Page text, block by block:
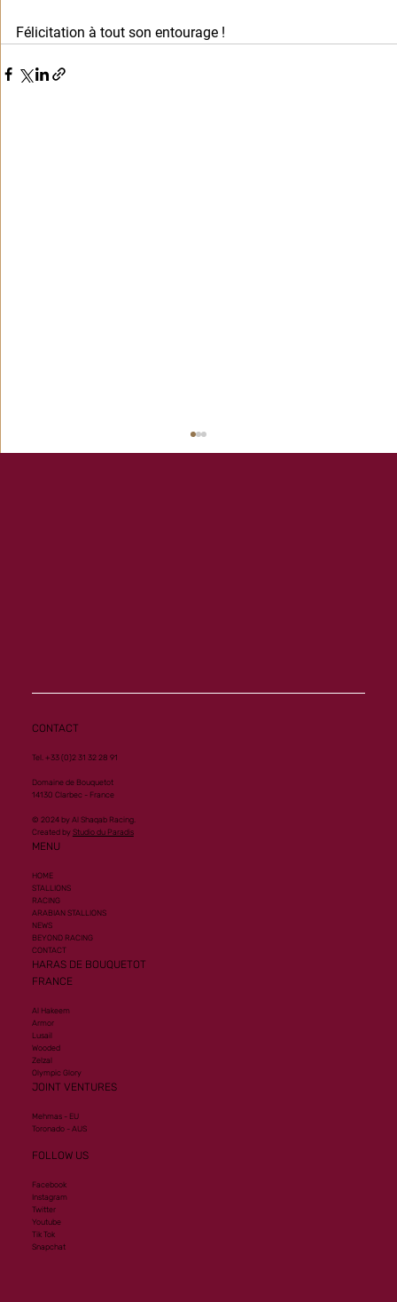
Félicitation à tout son entourage !
CONTACT
Tel. +33 (0)2 31 32 28 91
Domaine de Bouquetot
14130 Clarbec - France
© 2024 by Al Shaqab Racing.
Created by Studio du Paradis
MENU
HOME
STALLIONS
RACING
ARABIAN STALLIONS
NEWS
BEYOND RACING
CONTACT
HARAS DE BOUQUETOT
FRANCE
Al Hakeem
Armor
Lusail
Wooded
Zelzal
Olympic Glory
JOINT VENTURES
Mehmas - EU
Toronado - AUS
FOLLOW US
Facebook
Instagram
Twitter
Youtube
Tik Tok
Snapchat